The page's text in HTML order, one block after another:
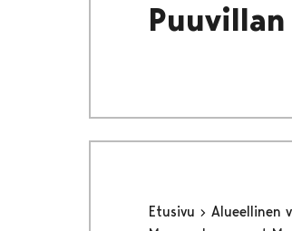
Etusivu Alueellinen